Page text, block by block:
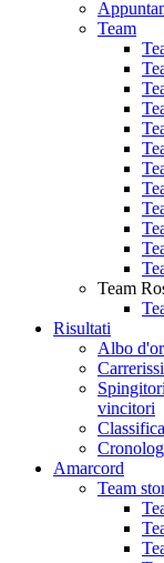
Team
Team
Risultati
Albo
vincitori
Amarcord
Team